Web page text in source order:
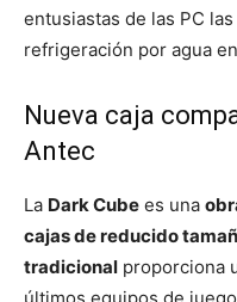
entusiastas de las PC
refrigeración por agua
Nueva caja
Antec
La Dark Cube es una
cajas de reducido
tradicional proporciona